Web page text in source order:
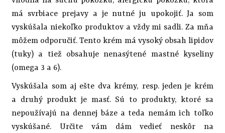
má svrbiace prejavy a je nutné ju upokojiť. Ja som
vyskúšala niekoľko produktov a vždy mi sadli. Za mňa
môžem odporučiť. Tento krém má vysoký obsah lipidov
(tuky) a tiež obsahuje nenasýtené mastné kyseliny
(omega 3 a 6).
Vyskúšala som aj ešte dva krémy, resp. jeden je krém
a druhý produkt je masť. Sú to produkty, ktoré sa
nepoužívajú na dennej báze a teda nemám ich toľko
vyskúšané. Určite vám dám vedieť neskôr na